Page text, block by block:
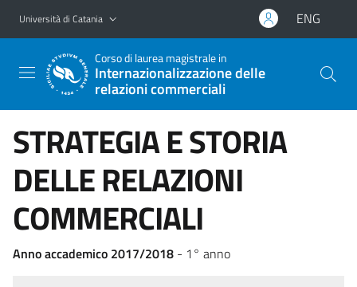
Vai al contenuto principale
Vai al menu di navigazione
Università di Catania ENG
Corso di laurea magistrale in
Internazionalizzazione delle
relazioni commerciali
STRATEGIA E STORIA
DELLE RELAZIONI
COMMERCIALI
Anno accademico 2017/2018 - 1° anno